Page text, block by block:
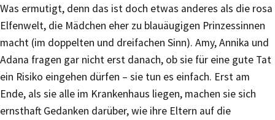
Was ermutigt, denn das ist doch etwas anderes als die rosa
Elfenwelt, die Mädchen eher zu blauäugigen Prinzessinnen
macht (im doppelten und dreifachen Sinn). Amy, Annika und
Adana fragen gar nicht erst danach, ob sie für eine gute Tat
ein Risiko eingehen dürfen – sie tun es einfach. Erst am
Ende, als sie alle im Krankenhaus liegen, machen sie sich
ernsthaft Gedanken darüber, wie ihre Eltern auf die